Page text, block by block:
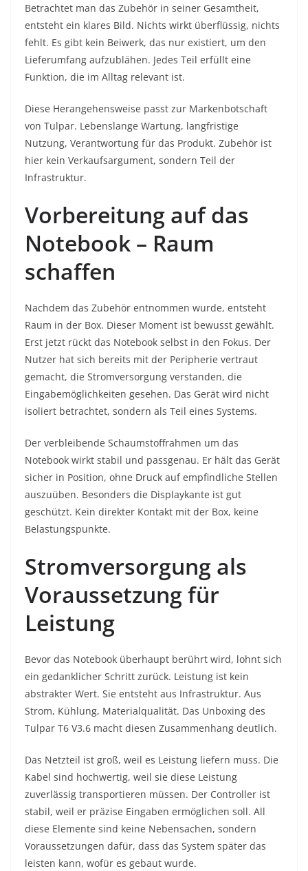
Betrachtet man das Zubehör in seiner Gesamtheit,
entsteht ein klares Bild. Nichts wirkt überflüssig, nichts
fehlt. Es gibt kein Beiwerk, das nur existiert, um den
Lieferumfang aufzublähen. Jedes Teil erfüllt eine
Funktion, die im Alltag relevant ist.
Diese Herangehensweise passt zur Markenbotschaft
von Tulpar. Lebenslange Wartung, langfristige
Nutzung, Verantwortung für das Produkt. Zubehör ist
hier kein Verkaufsargument, sondern Teil der
Infrastruktur.
Vorbereitung auf das
Notebook – Raum
schaffen
Nachdem das Zubehör entnommen wurde, entsteht
Raum in der Box. Dieser Moment ist bewusst gewählt.
Erst jetzt rückt das Notebook selbst in den Fokus. Der
Nutzer hat sich bereits mit der Peripherie vertraut
gemacht, die Stromversorgung verstanden, die
Eingabemöglichkeiten gesehen. Das Gerät wird nicht
isoliert betrachtet, sondern als Teil eines Systems.
Der verbleibende Schaumstoffrahmen um das
Notebook wirkt stabil und passgenau. Er hält das Gerät
sicher in Position, ohne Druck auf empfindliche Stellen
auszuüben. Besonders die Displaykante ist gut
geschützt. Kein direkter Kontakt mit der Box, keine
Belastungspunkte.
Stromversorgung als
Voraussetzung für
Leistung
Bevor das Notebook überhaupt berührt wird, lohnt sich
ein gedanklicher Schritt zurück. Leistung ist kein
abstrakter Wert. Sie entsteht aus Infrastruktur. Aus
Strom, Kühlung, Materialqualität. Das Unboxing des
Tulpar T6 V3.6 macht diesen Zusammenhang deutlich.
Das Netzteil ist groß, weil es Leistung liefern muss. Die
Kabel sind hochwertig, weil sie diese Leistung
zuverlässig transportieren müssen. Der Controller ist
stabil, weil er präzise Eingaben ermöglichen soll. All
diese Elemente sind keine Nebensachen, sondern
Voraussetzungen dafür, dass das System später das
leisten kann, wofür es gebaut wurde.